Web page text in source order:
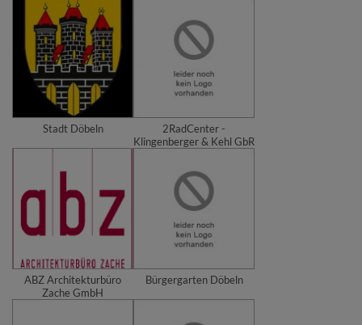
Stadt Döbeln
2RadCenter -
Klingenberger & Kehl GbR
ABZ Architekturbüro
Zache GmbH
Bürgergarten Döbeln